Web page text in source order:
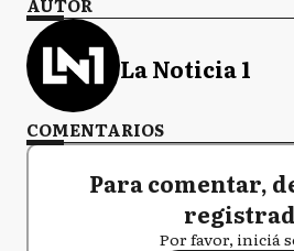
La Noticia 1
COMENTARIOS
Para comentar,
Por favor, iniciá